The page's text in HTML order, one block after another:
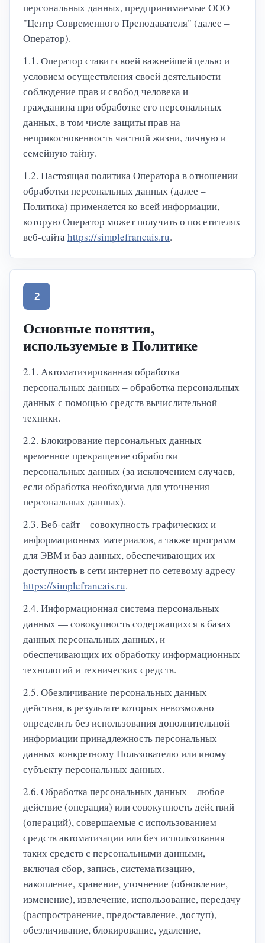
персональных данных, предпринимаемые ООО
"Центр Современного Преподавателя" (далее –
Оператор).
1.1. Оператор ставит своей важнейшей целью и
условием осуществления своей деятельности
соблюдение прав и свобод человека и
гражданина при обработке его персональных
данных, в том числе защиты прав на
неприкосновенность частной жизни, личную и
семейную тайну.
1.2. Настоящая политика Оператора в отношении
обработки персональных данных (далее –
Политика) применяется ко всей информации,
которую Оператор может получить о посетителях
веб-сайтаhttps://simplefrancais.ru.
2
Основные понятия,
используемые в Политике
2.1. Автоматизированная обработка
персональных данных – обработка персональных
данных с помощью средств вычислительной
техники.
2.2. Блокирование персональных данных –
временное прекращение обработки
персональных данных (за исключением случаев,
если обработка необходима для уточнения
персональных данных).
2.3. Веб-сайт – совокупность графических и
информационных материалов, а также программ
для ЭВМ и баз данных, обеспечивающих их
доступность в сети интернет по сетевому адресу
https://simplefrancais.ru.
2.4. Информационная система персональных
данных — совокупность содержащихся в базах
данных персональных данных, и
обеспечивающих их обработку информационных
технологий и технических средств.
2.5. Обезличивание персональных данных —
действия, в результате которых невозможно
определить без использования дополнительной
информации принадлежность персональных
данных конкретному Пользователю или иному
субъекту персональных данных.
2.6. Обработка персональных данных – любое
действие (операция) или совокупность действий
(операций), совершаемые с использованием
средств автоматизации или без использования
таких средств с персональными данными,
включая сбор, запись, систематизацию,
накопление, хранение, уточнение (обновление,
изменение), извлечение, использование, передачу
(распространение, предоставление, доступ),
обезличивание, блокирование, удаление,